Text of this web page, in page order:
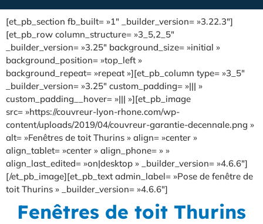
[et_pb_section fb_built= »1″ _builder_version= »3.22.3″]
[et_pb_row column_structure= »3_5,2_5″
_builder_version= »3.25″ background_size= »initial »
background_position= »top_left »
background_repeat= »repeat »][et_pb_column type= »3_5″
_builder_version= »3.25″ custom_padding= »||| »
custom_padding__hover= »||| »][et_pb_image
src= »https://couvreur-lyon-rhone.com/wp-
content/uploads/2019/04/couvreur-garantie-decennale.png »
alt= »Fenêtres de toit Thurins » align= »center »
align_tablet= »center » align_phone= » »
align_last_edited= »on|desktop » _builder_version= »4.6.6″]
[/et_pb_image][et_pb_text admin_label= »Pose de fenêtre de
toit Thurins » _builder_version= »4.6.6″]
Fenêtres de toit Thurins